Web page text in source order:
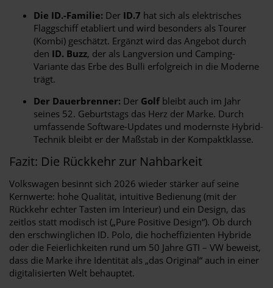
Die ID.-Familie: Der ID.7 hat sich als elektrisches
Flaggschiff etabliert und wird besonders als Tourer
(Kombi) geschätzt. Ergänzt wird das Angebot durch
den ID. Buzz, der als Langversion und Camping-
Variante das Erbe des Bulli erfolgreich in die Moderne
trägt.
Der Dauerbrenner: Der Golf bleibt auch im Jahr
seines 52. Geburtstags das Herz der Marke. Durch
umfassende Software-Updates und modernste Hybrid-
Technik bleibt er der Maßstab in der Kompaktklasse.
Fazit: Die Rückkehr zur Nahbarkeit
Volkswagen besinnt sich 2026 wieder stärker auf seine
Kernwerte: hohe Qualität, intuitive Bedienung (mit der
Rückkehr echter Tasten im Interieur) und ein Design, das
zeitlos statt modisch ist („Pure Positive Design“). Ob durch
den erschwinglichen ID. Polo, die hocheffizienten Hybride
oder die Feierlichkeiten rund um 50 Jahre GTI – VW beweist,
dass die Marke ihre Identität als „das Original“ auch in einer
digitalisierten Welt behauptet.